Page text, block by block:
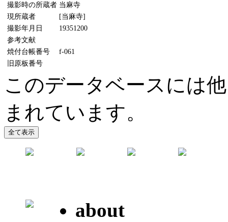
撮影時の所蔵者 当麻寺
現所蔵者
[当麻寺]
撮影年月日
19351200
参考文献
焼付台帳番号
f-061
旧原板番号
このデータベースには
まれています。
about